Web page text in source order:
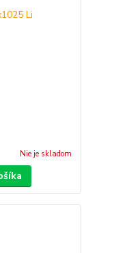
Nie je skladom